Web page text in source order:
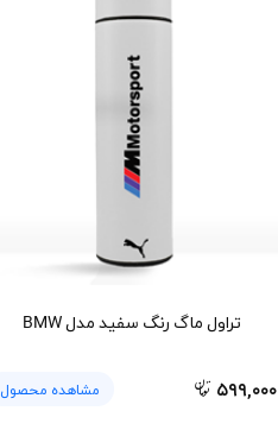
تراول ماگ رنگ سفید مدل BMW
۵۹۹,۰۰۰ مشاهده محصول